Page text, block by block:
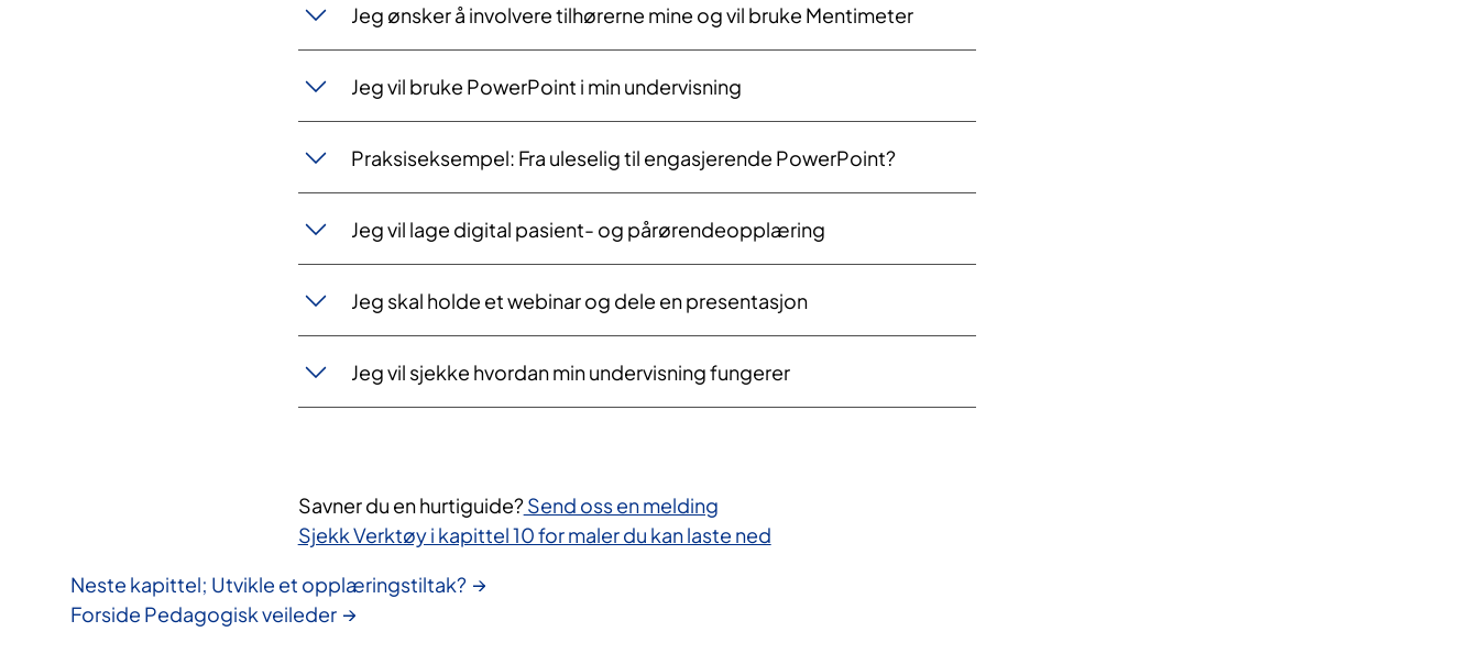
Jeg ønsker å involvere tilhørerne mine og vil bruke Mentimeter
Jeg vil bruke PowerPoint i min undervisning
Praksiseksempel: Fra uleselig til engasjerende PowerPoint?
Jeg vil lage digital pasient- og pårørendeopplæring
Jeg skal holde et webinar og dele en presentasjon
Jeg vil sjekke hvordan min undervisning fungerer
Savner du en hurtiguide?Send oss en melding
Sjekk Verktøy i kapittel 10 for maler du kan laste ned
Neste kapittel; Utvikle et opplæringstiltak?
Forside Pedagogisk veileder